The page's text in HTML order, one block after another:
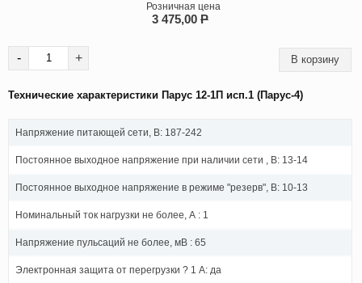
Розничная цена
3 475,00 P
- +
Технические характеристики Парус 12-1П исп.1 (Парус-4)
Напряжение питающей сети, В: 187-242
Постоянное выходное напряжение при наличии сети , В: 13-14
Постоянное выходное напряжение в режиме "резерв", В: 10-13
Номинальный ток нагрузки не более, А : 1
Напряжение пульсаций не более, мВ : 65
Электронная защита от перегрузки ? 1 А: да